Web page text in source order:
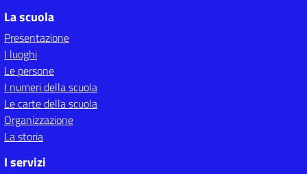
La scuola
Presentazione
I luoghi
Le persone
I numeri della scuola
Le carte della scuola
Organizzazione
La storia
I servizi